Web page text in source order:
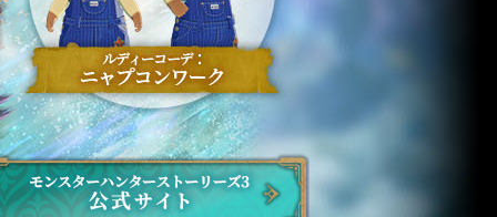
いただくための
けます。